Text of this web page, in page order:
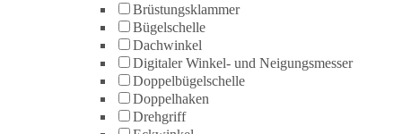
Brüstungsklammer
Bügelschelle
Dachwinkel
Digitaler Winkel- und Neigungsmesser
Doppelbügelschelle
Doppelhaken
Drehgriff